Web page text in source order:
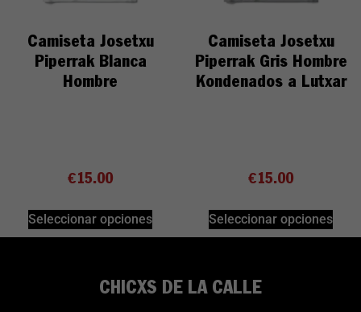
Camiseta Josetxu
Piperrak Blanca
Hombre
€15.00
Seleccionar opciones
Camiseta Josetxu
Piperrak Gris Hombre
Kondenados a Lutxar
€15.00
Seleccionar opciones
CHICXS DE LA CALLE